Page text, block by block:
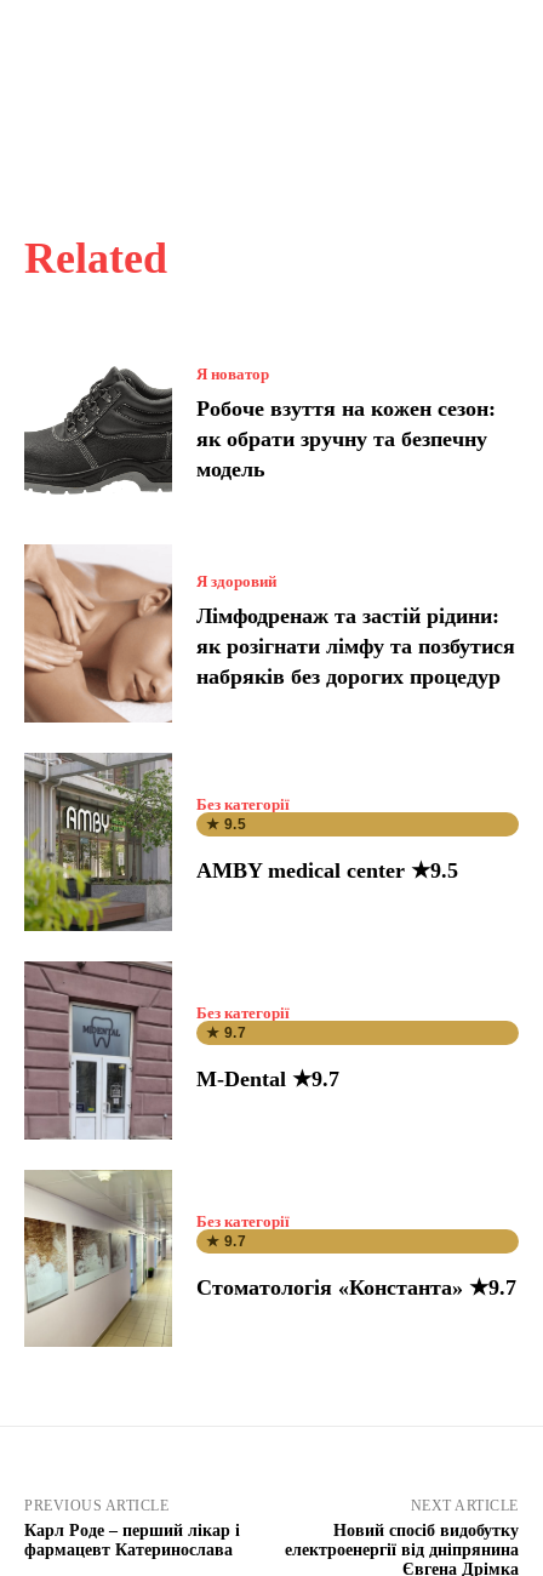
Related
Я новатор
Робоче взуття на кожен сезон:
як обрати зручну та безпечну
модель
Я здоровий
Лімфодренаж та застій рідини:
як розігнати лімфу та позбутися
набряків без дорогих процедур
Без категорії
★ 9.5
AMBY medical center ★9.5
Без категорії
★ 9.7
M-Dental ★9.7
Без категорії
★ 9.7
Стоматологія «Константа» ★9.7
PREVIOUS ARTICLE
Карл Роде – перший лікар і
фармацевт Катеринослава
NEXT ARTICLE
Новий спосіб видобутку
електроенергії від дніпрянина
Євгена Дрімка